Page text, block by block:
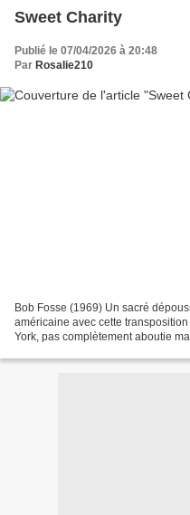
Sweet Charity
Publié le 07/04/2026 à 20:48
Par Rosalie210
Bob Fosse (1969) Un sacré
américaine avec cette
York, pas complètement aboutie